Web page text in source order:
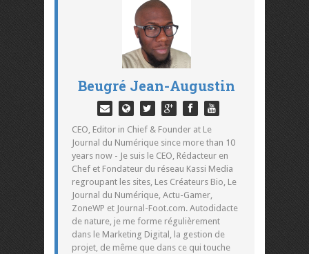
Beugré Jean-Augustin
CEO, Editor in Chief & Founder at Le
Journal du Numérique since more than 10
years now - Je suis le CEO, Rédacteur en
Chef et Fondateur du réseau Kassi Media
regroupant les sites, Les Créateurs Bio, Le
Journal du Numérique, Actu-Gamer,
ZoneWP et Journal-Foot.com. Autodidacte
de nature, je me forme régulièrement
dans le Marketing Digital, la gestion de
projet, de même que dans ce qui touche